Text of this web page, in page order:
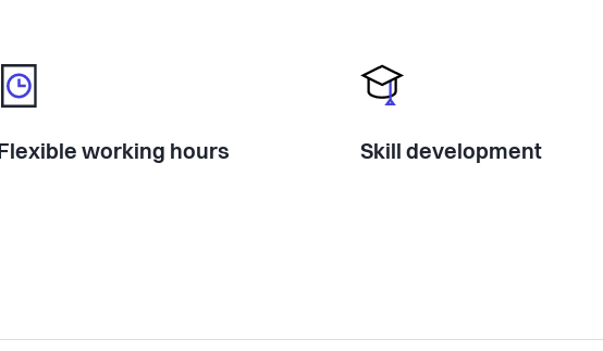
Flexible working hours Skill development